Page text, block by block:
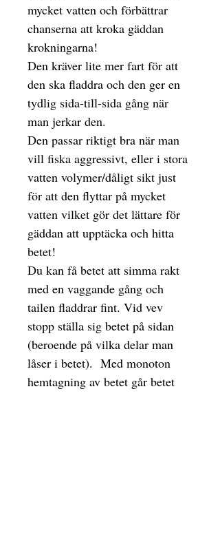
mycket vatten och förbättrar
chanserna att kroka gäddan
krokningarna!
Den kräver lite mer fart för att
den ska fladdra och den ger en
tydlig sida-till-sida gång när
man jerkar den.
Den passar riktigt bra när man
vill fiska aggressivt, eller i stora
vatten volymer/dåligt sikt just
för att den flyttar på mycket
vatten vilket gör det lättare för
gäddan att upptäcka och hitta
betet!
Du kan få betet att simma rakt
med en vaggande gång och
tailen fladdrar fint. Vid vev
stopp ställa sig betet på sidan
(beroende på vilka delar man
låser i betet). Med monoton
hemtagning av betet går betet